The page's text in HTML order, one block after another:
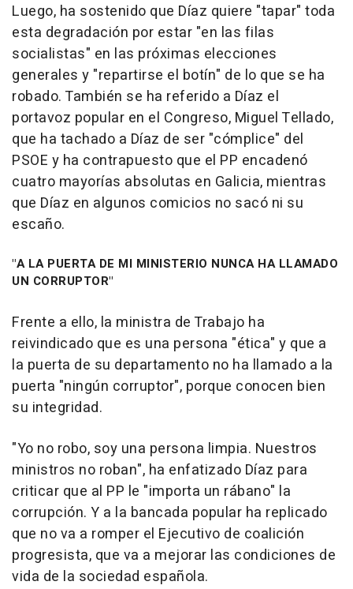
Luego, ha sostenido que Díaz quiere "tapar" toda
esta degradación por estar "en las filas
socialistas" en las próximas elecciones
generales y "repartirse el botín" de lo que se ha
robado. También se ha referido a Díaz el
portavoz popular en el Congreso, Miguel Tellado,
que ha tachado a Díaz de ser "cómplice" del
PSOE y ha contrapuesto que el PP encadenó
cuatro mayorías absolutas en Galicia, mientras
que Díaz en algunos comicios no sacó ni su
escaño.
"A LA PUERTA DE MI MINISTERIO NUNCA HA LLAMADO
UN CORRUPTOR"
Frente a ello, la ministra de Trabajo ha
reivindicado que es una persona "ética" y que a
la puerta de su departamento no ha llamado a la
puerta "ningún corruptor", porque conocen bien
su integridad.
"Yo no robo, soy una persona limpia. Nuestros
ministros no roban", ha enfatizado Díaz para
criticar que al PP le "importa un rábano" la
corrupción. Y a la bancada popular ha replicado
que no va a romper el Ejecutivo de coalición
progresista, que va a mejorar las condiciones de
vida de la sociedad española.